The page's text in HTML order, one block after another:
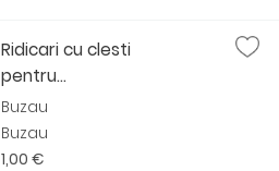
Ridicari cu clesti
pentru...
Buzau
Buzau
1,00 €